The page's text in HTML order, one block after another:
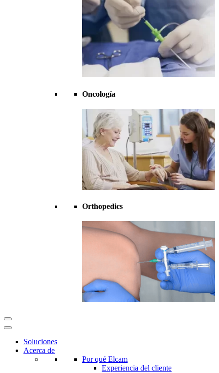
Oncología
Orthopedics
Soluciones
Acerca de
Por qué Elcam
Experiencia del cliente